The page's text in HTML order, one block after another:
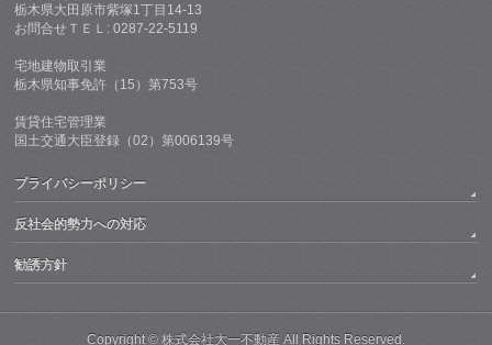
栃木県大田原市紫塚1丁目14-13
お問合せＴＥＬ: 0287-22-5119
宅地建物取引業
栃木県知事免許（15）第753号
賃貸住宅管理業
国土交通大臣登録（02）第006139号
プライバシーポリシー
反社会的勢力への対応
勧誘方針
Copyright © 株式会社大一不動産All Rights Reserved.